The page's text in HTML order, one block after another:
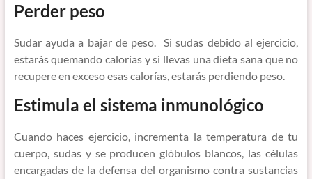
Perder peso
Sudar ayuda a bajar de peso. Si sudas debido al ejercicio,
estarás quemando calorías y si llevas una dieta sana que no
recupere en exceso esas calorías, estarás perdiendo peso.
Estimula el sistema inmunológico
Cuando haces ejercicio, incrementa la temperatura de tu
cuerpo, sudas y se producen glóbulos blancos, las células
encargadas de la defensa del organismo contra sustancias